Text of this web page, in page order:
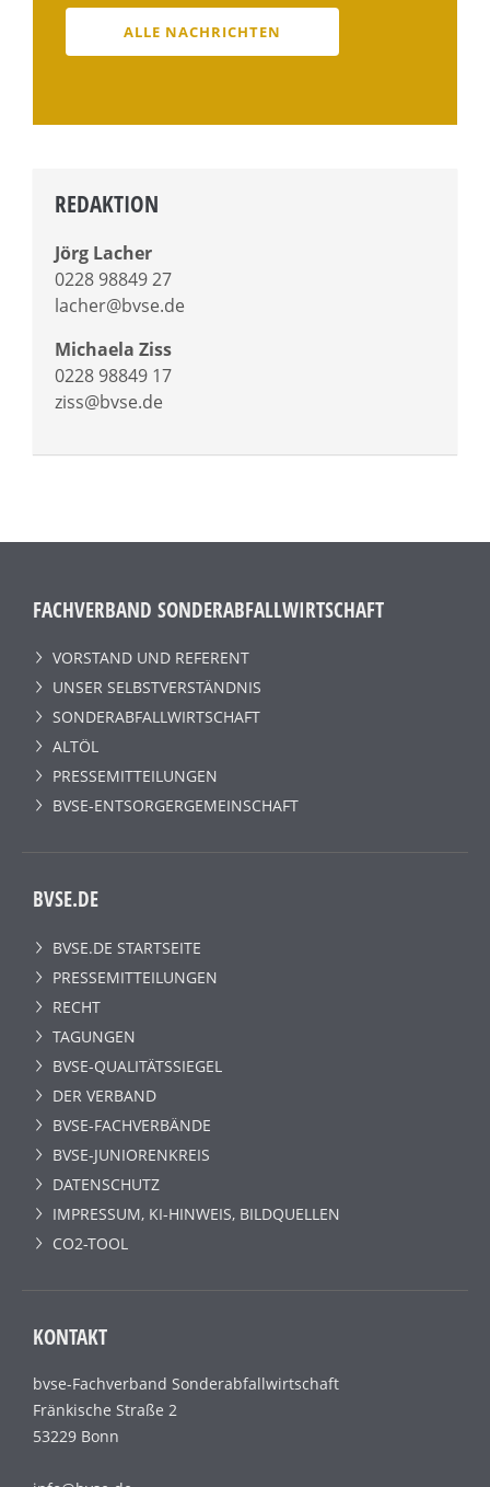
ALLE NACHRICHTEN
REDAKTION
Jörg Lacher
0228 98849 27
lacher@bvse.de
Michaela Ziss
0228 98849 17
ziss@bvse.de
FACHVERBAND SONDERABFALLWIRTSCHAFT
VORSTAND UND REFERENT
UNSER SELBSTVERSTÄNDNIS
SONDERABFALLWIRTSCHAFT
ALTÖL
PRESSEMITTEILUNGEN
BVSE-ENTSORGERGEMEINSCHAFT
BVSE.DE
BVSE.DE STARTSEITE
PRESSEMITTEILUNGEN
RECHT
TAGUNGEN
BVSE-QUALITÄTSSIEGEL
DER VERBAND
BVSE-FACHVERBÄNDE
BVSE-JUNIORENKREIS
DATENSCHUTZ
IMPRESSUM, KI-HINWEIS, BILDQUELLEN
CO2-TOOL
KONTAKT
bvse-Fachverband Sonderabfallwirtschaft
Fränkische Straße 2
53229 Bonn